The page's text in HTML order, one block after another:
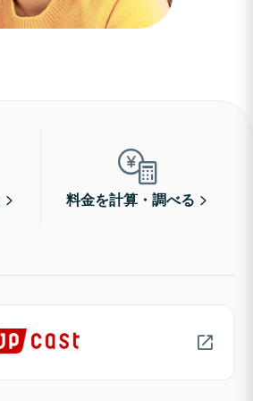
料金を計算・調べる